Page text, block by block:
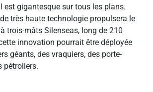
est gigantesque sur tous les plans.
très haute technologie propulsera le
trois-mâts Silenseas, long de 210
innovation pourrait être déployée
géants, des vraquiers, des porte-
pétroliers.